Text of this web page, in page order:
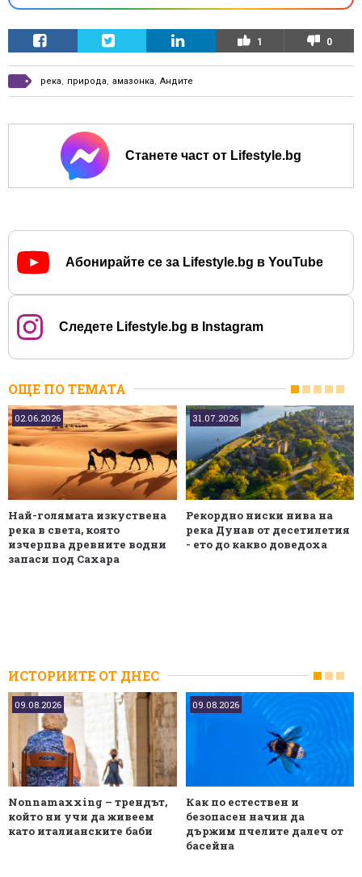
1 0
река природа амазонка Андите
Станете част от Lifestyle.bg
Абонирайте се за Lifestyle.bg в YouTube
Следете Lifestyle.bg в Instagram
ОЩЕ ПО ТЕМАТА
02.06.2026
Най-голямата изкуствена
река в света, която
изчерпва древните водни
запаси под Сахара
31.07.2026
Рекордно ниски нива на
река Дунав от десетилетия
- ето до какво доведоха
ИСТОРИИТЕ ОТ ДНЕС
09.08.2026
Nonnamaxxing – трендът,
който ни учи да живеем
като италианските баби
09.08.2026
Как по естествен и
безопасен начин да
държим пчелите далеч от
басейна